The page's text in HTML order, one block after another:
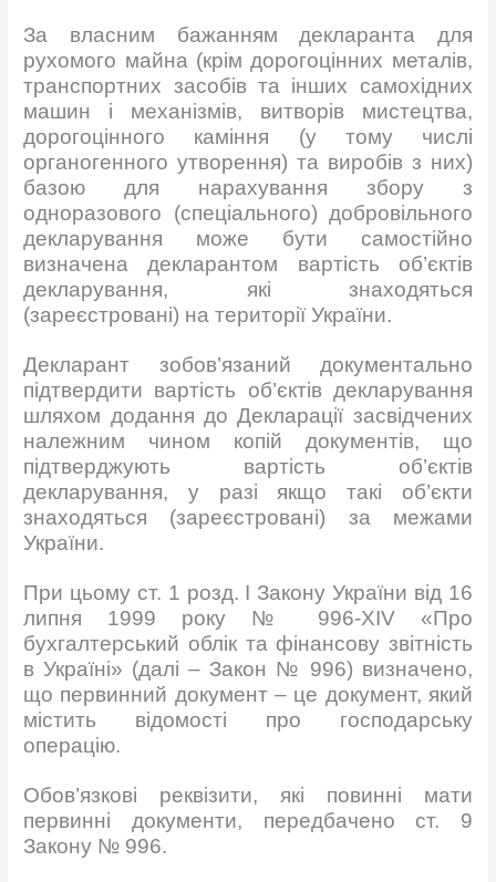
За власним бажанням декларанта для
рухомого майна (крім дорогоцінних металів,
транспортних засобів та інших самохідних
машин і механізмів, витворів мистецтва,
дорогоцінного каміння (у тому числі
органогенного утворення) та виробів з них)
базою для нарахування збору з
одноразового (спеціального) добровільного
декларування може бути самостійно
визначена декларантом вартість об’єктів
декларування, які знаходяться
(зареєстровані) на території України.
Декларант зобов’язаний документально
підтвердити вартість об’єктів декларування
шляхом додання до Декларації засвідчених
належним чином копій документів, що
підтверджують вартість об’єктів
декларування, у разі якщо такі об’єкти
знаходяться (зареєстровані) за межами
України.
При цьому ст. 1 розд. I Закону України від 16
липня 1999 року № 996-XIV «Про
бухгалтерський облік та фінансову звітність
в Україні» (далі – Закон № 996) визначено,
що первинний документ – це документ, який
містить відомості про господарську
операцію.
Обов’язкові реквізити, які повинні мати
первинні документи, передбачено ст. 9
Закону № 996.